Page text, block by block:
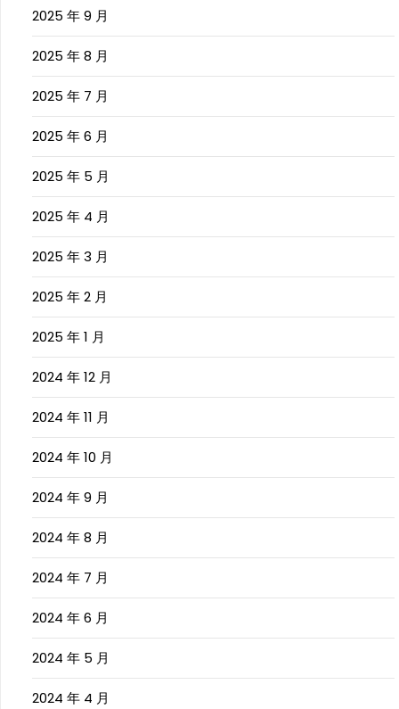
2025 年 9 月
2025 年 8 月
2025 年 7 月
2025 年 6 月
2025 年 5 月
2025 年 4 月
2025 年 3 月
2025 年 2 月
2025 年 1 月
2024 年 12 月
2024 年 11 月
2024 年 10 月
2024 年 9 月
2024 年 8 月
2024 年 7 月
2024 年 6 月
2024 年 5 月
2024 年 4 月